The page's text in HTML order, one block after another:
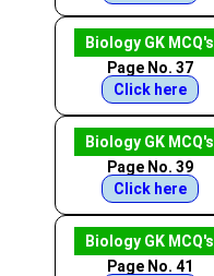
Biology GK MCQ's
Page No. 37
Click here
Biology GK MCQ's
Page No. 39
Click here
Biology GK MCQ's
Page No. 41